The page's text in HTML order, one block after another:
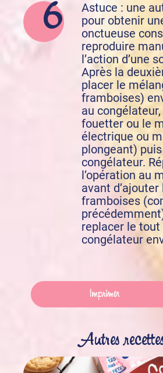
Imprimer
Astuce : une
pour obtenir
onctueuse
reproduire
l’action d’une
Après la
placer le
framboises)
au
fouetter ou le
électrique ou
plongeant)
congélateur.
l’opération au
avant d’ajouter
framboises
replacer le tout
congélateur
Autres